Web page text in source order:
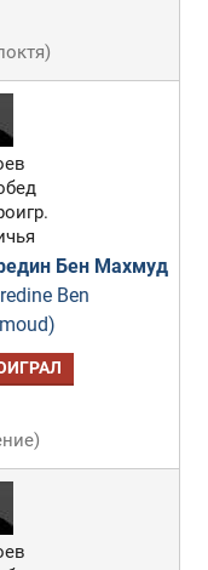
)
Бен Махмуд
Ben
)